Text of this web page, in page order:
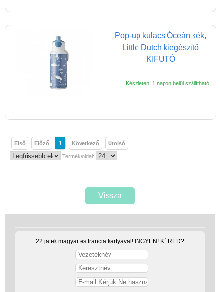
Pop-up kulacs Óceán kék,
Little Dutch kiegészítő
KIFUTÓ
Készleten, 1 napon belül szállítható!
Első Előző 1 Következő Utolsó
Termék/oldal:
Vissza
22 játék magyar és francia kártyával! INGYEN! KÉRED?
Kulacs felsősöknek,
Uzsonnás táska,
uzsonnás doboz
Kreatív játék
Licenszes TOP
Logikai játékok
Magyar játékok
Okos partijátékok
Pasztell játékok